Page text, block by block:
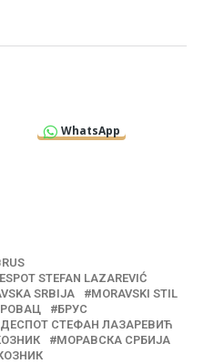
WhatsApp
STEFAN LAZAREVIĆ
SRBIJA
MORAVSKI STIL
БРУС
ДЕСПОТ СТЕФАН ЛАЗАРЕВИЋ
МОРАВСКА СРБИЈА